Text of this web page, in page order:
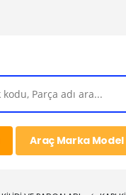
Araç Marka Model